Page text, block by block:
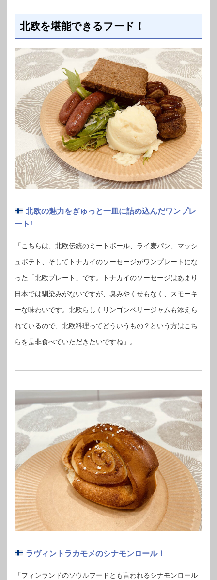
北欧を堪能できるフード！
北欧の魅力をぎゅっと一皿に詰め込んだワンプレ
ート!
「こちらは、北欧伝統のミートボール、ライ麦パン、マッシ
ュポテト、そしてトナカイのソーセージがワンプレートにな
った「北欧プレート」です。トナカイのソーセージはあまり
日本では馴染みがないですが、臭みやくせもなく、スモーキ
ーな味わいです。北欧らしくリンゴンベリージャムも添えら
れているので、北欧料理ってどういうもの？という方はこち
らを是非食べていただきたいですね」。
ラヴィントラカモメのシナモンロール！
「フィンランドのソウルフードとも言われるシナモンロール